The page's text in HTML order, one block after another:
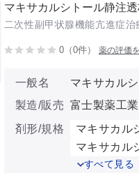
マキサカルシトール静注
二次性副甲状腺機能亢進症治
0（0件） 薬の評価
一般名
マキサカル
製造/販売 富士製薬工業
剤形/規格
マキサカル
マキサカル
すべて見る